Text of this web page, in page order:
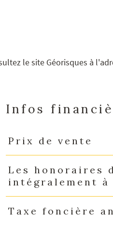
le site Géorisques à
Infos
Caractéristiques Valeurs
Prix de vente
Les honoraires
intégralement à
Taxe foncière